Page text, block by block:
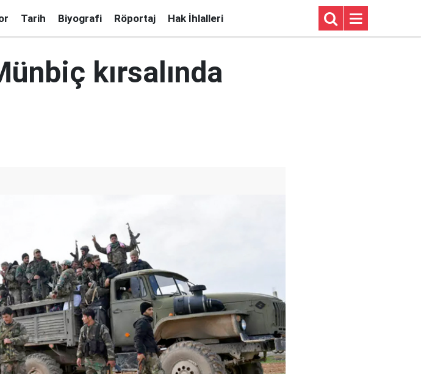
Tarih Biyografi Röportaj Hak İhlalleri
kırsalında